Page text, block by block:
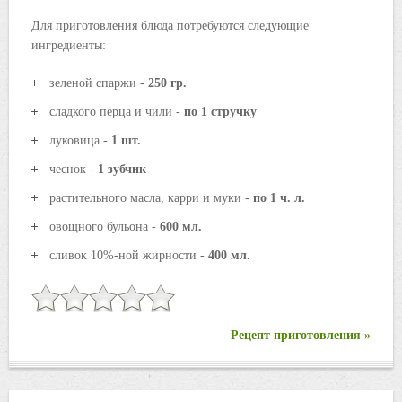
Для приготовления блюда потребуются следующие
ингредиенты:
зеленой спаржи - 250 гр.
сладкого перца и чили - по 1 стручку
луковица - 1 шт.
чеснок - 1 зубчик
растительного масла, карри и муки - по 1 ч. л.
овощного бульона - 600 мл.
сливок 10%-ной жирности - 400 мл.
Рецепт приготовления »